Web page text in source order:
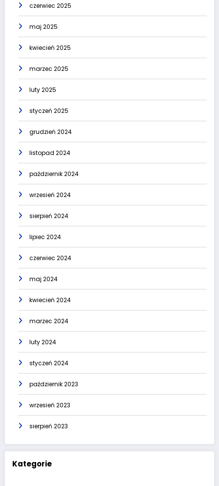
czerwiec 2025
maj 2025
kwiecień 2025
marzec 2025
luty 2025
styczeń 2025
grudzień 2024
listopad 2024
październik 2024
wrzesień 2024
sierpień 2024
lipiec 2024
czerwiec 2024
maj 2024
kwiecień 2024
marzec 2024
luty 2024
styczeń 2024
październik 2023
wrzesień 2023
sierpień 2023
Kategorie